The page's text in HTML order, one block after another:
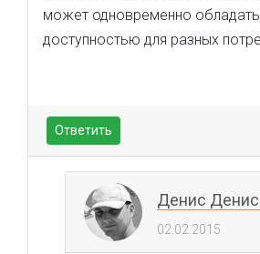
может одновременно
доступностью для разных
Ответить
Денис
02.02.2015